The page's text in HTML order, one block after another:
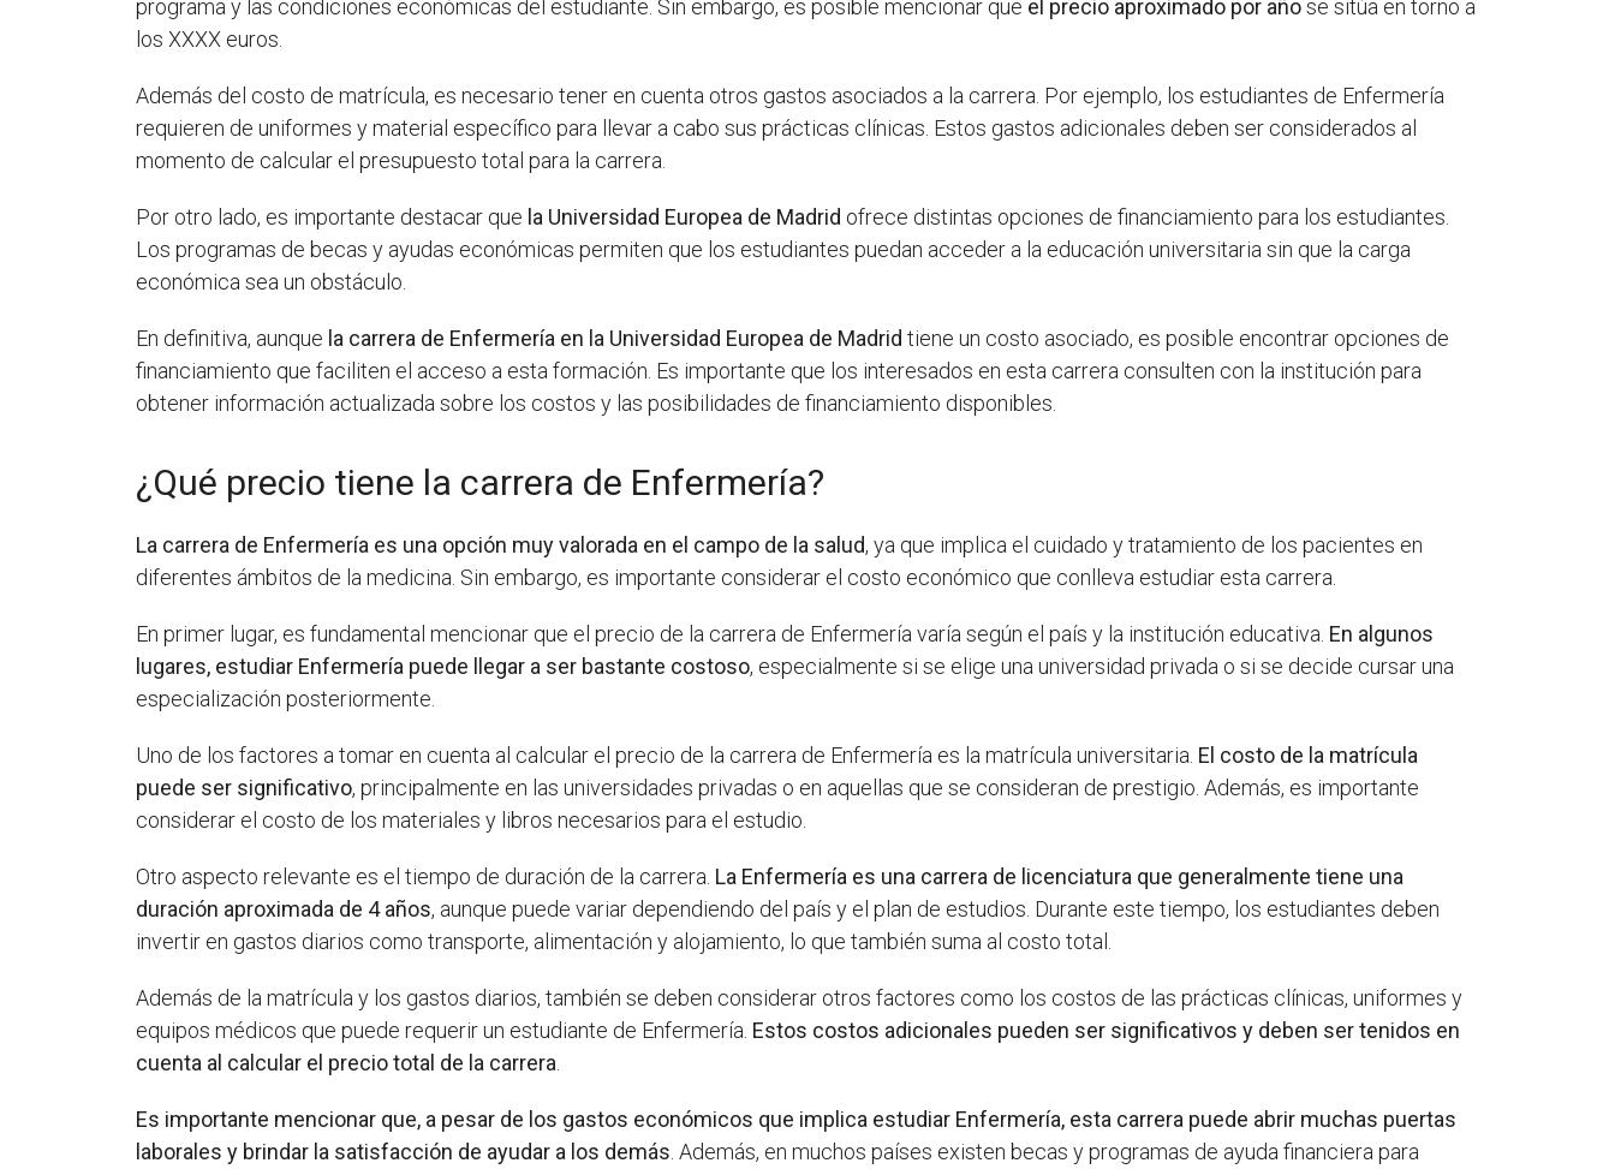
programa y las condiciones económicas del estudiante. Sin embargo, es posible mencionar que el precio aproximado por añose sitúa en torno a
los XXXX euros.
Además del costo de matrícula, es necesario tener en cuenta otros gastos asociados a la carrera. Por ejemplo, los estudiantes de Enfermería
requieren de uniformes y material específico para llevar a cabo sus prácticas clínicas. Estos gastos adicionales deben ser considerados al
momento de calcular el presupuesto total para la carrera.
Por otro lado, es importante destacar que la Universidad Europea de Madrid ofrece distintas opciones de financiamiento para los estudiantes.
Los programas de becas y ayudas económicas permiten que los estudiantes puedan acceder a la educación universitaria sin que la carga
económica sea un obstáculo.
En definitiva, aunque la carrera de Enfermería en la Universidad Europea de Madrid tiene un costo asociado, es posible encontrar opciones de
financiamiento que faciliten el acceso a esta formación. Es importante que los interesados en esta carrera consulten con la institución para
obtener información actualizada sobre los costos y las posibilidades de financiamiento disponibles.
¿Qué precio tiene la carrera de Enfermería?
La carrera de Enfermería es una opción muy valorada en el campo de la salud, ya que implica el cuidado y tratamiento de los pacientes en
diferentes ámbitos de la medicina. Sin embargo, es importante considerar el costo económico que conlleva estudiar esta carrera.
En primer lugar, es fundamental mencionar que el precio de la carrera de Enfermería varía según el país y la institución educativa. En algunos
lugares, estudiar Enfermería puede llegar a ser bastante costoso, especialmente si se elige una universidad privada o si se decide cursar una
especialización posteriormente.
Uno de los factores a tomar en cuenta al calcular el precio de la carrera de Enfermería es la matrícula universitaria. El costo de la matrícula
puede ser significativo, principalmente en las universidades privadas o en aquellas que se consideran de prestigio. Además, es importante
considerar el costo de los materiales y libros necesarios para el estudio.
Otro aspecto relevante es el tiempo de duración de la carrera. La Enfermería es una carrera de licenciatura que generalmente tiene una
duración aproximada de 4 años, aunque puede variar dependiendo del país y el plan de estudios. Durante este tiempo, los estudiantes deben
invertir en gastos diarios como transporte, alimentación y alojamiento, lo que también suma al costo total.
Además de la matrícula y los gastos diarios, también se deben considerar otros factores como los costos de las prácticas clínicas, uniformes y
equipos médicos que puede requerir un estudiante de Enfermería. Estos costos adicionales pueden ser significativos y deben ser tenidos en
cuenta al calcular el precio total de la carrera
Es importante mencionar que, a pesar de los gastos económicos que implica estudiar Enfermería, esta carrera puede abrir muchas puertas
laborales y brindar la satisfacción de ayudar a los demás . Además, en muchos países existen becas y programas de ayuda financiera para